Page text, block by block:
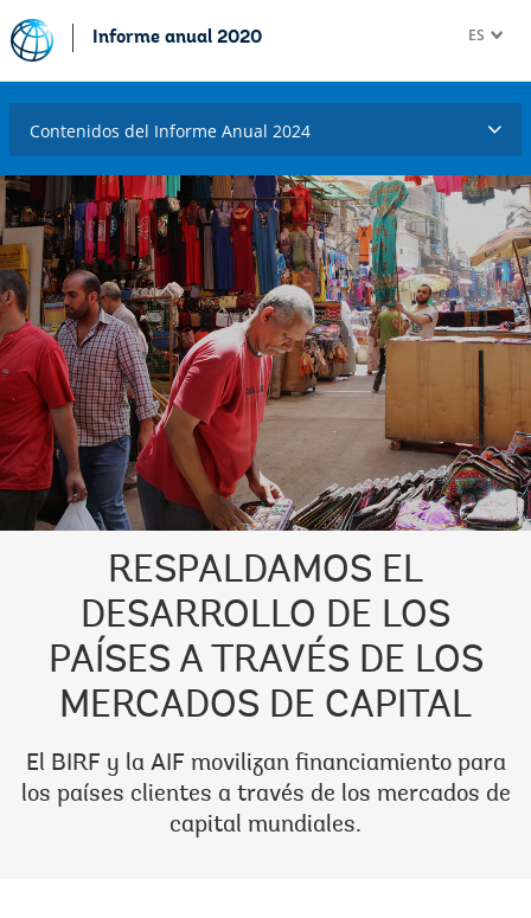
Informe anual 2020 ES
Contenidos del Informe Anual 2024
RESPALDAMOS EL
DESARROLLO DE LOS
PAÍSES A TRAVÉS DE LOS
MERCADOS DE CAPITAL
El BIRF y la AIF movilizan financiamiento para
los países clientes a través de los mercados de
capital mundiales.